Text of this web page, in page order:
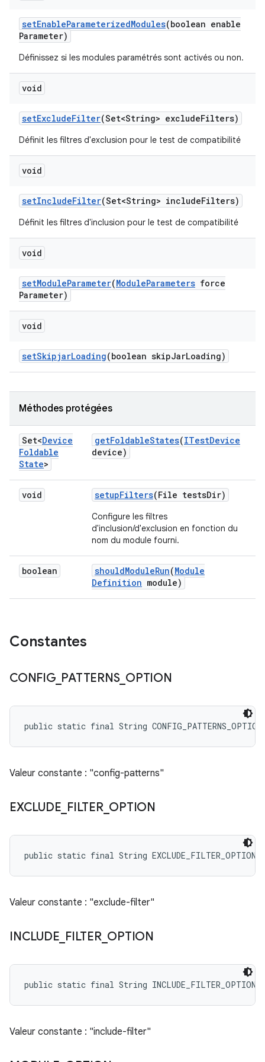
setEnableParameterizedModules(boolean enable
Parameter)
Définissez si les modules paramétrés sont activés ou non.
void
setExcludeFilter(Set<String> excludeFilters)
Définit les filtres d'exclusion pour le test de compatibilité
void
setIncludeFilter(Set<String> includeFilters)
Définit les filtres d'inclusion pour le test de compatibilité
void
setModuleParameter(ModuleParameters force
Parameter)
void
setSkipjarLoading(boolean skipJarLoading)
Méthodes protégées
Set<Device
Foldable
State>
getFoldableStates(ITestDevice
device)
void setupFilters(File testsDir)
Configure les filtres
d'inclusion/d'exclusion en fonction du
nom du module fourni.
boolean shouldModuleRun(Module
Definition module)
Constantes
CONFIG_ PATTERNS_ OPTION
public static final String CONFIG_PATTERNS_OPTION
Valeur constante : "config-patterns"
EXCLUDE FILTER_ OPTION
public static final String EXCLUDE_FILTER_OPTION
Valeur constante : "exclude-filter"
INCLUDE FILTER_ OPTION
public static final String INCLUDE_FILTER_OPTION
Valeur constante : "include-filter"